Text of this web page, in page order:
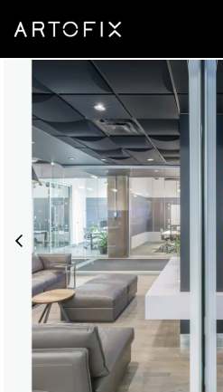
plafond suspendu